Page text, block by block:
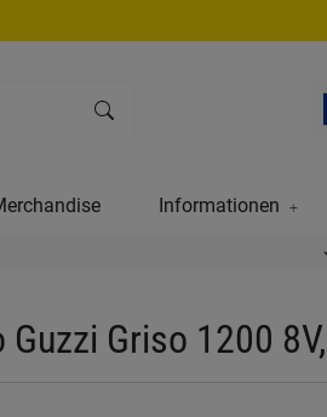
Informationen
Guzzi Griso 1200